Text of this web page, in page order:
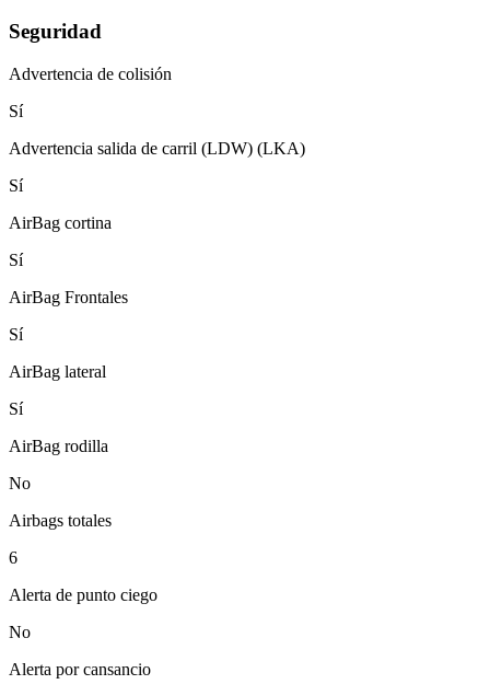
Seguridad
Advertencia de colisión
Sí
Advertencia salida de carril (LDW) (LKA)
Sí
AirBag cortina
Sí
AirBag Frontales
Sí
AirBag lateral
Sí
AirBag rodilla
No
Airbags totales
6
Alerta de punto ciego
No
Alerta por cansancio